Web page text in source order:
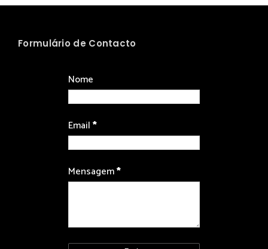
Formulário de Contacto
Nome
Email*
Mensagem*